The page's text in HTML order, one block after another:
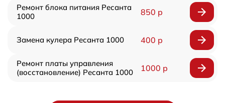
Ремонт блока питания Ресанта
1000
850 р
Замена кулера Ресанта 1000 400 р
Ремонт платы управления
(восстановление) Ресанта 1000
1000 р